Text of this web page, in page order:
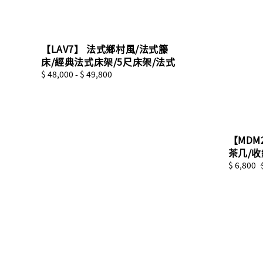
【LAV7】 法式鄉村風/法式籐
床/經典法式床架/5尺床架/法式
Regular
$ 48,000 - $ 49,800
【
茶几/
Sale
$ 6,800